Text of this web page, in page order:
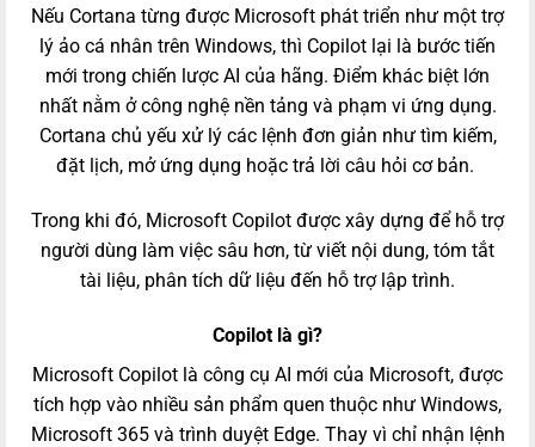
Nếu Cortana từng được Microsoft phát triển như một trợ
lý ảo cá nhân trên Windows, thì Copilot lại là bước tiến
mới trong chiến lược AI của hãng. Điểm khác biệt lớn
nhất nằm ở công nghệ nền tảng và phạm vi ứng dụng.
Cortana chủ yếu xử lý các lệnh đơn giản như tìm kiếm,
đặt lịch, mở ứng dụng hoặc trả lời câu hỏi cơ bản.
Trong khi đó, Microsoft Copilot được xây dựng để hỗ trợ
người dùng làm việc sâu hơn, từ viết nội dung, tóm tắt
tài liệu, phân tích dữ liệu đến hỗ trợ lập trình.
Copilot là gì?
Microsoft Copilot là công cụ AI mới của Microsoft, được
tích hợp vào nhiều sản phẩm quen thuộc như Windows,
Microsoft 365 và trình duyệt Edge. Thay vì chỉ nhận lệnh